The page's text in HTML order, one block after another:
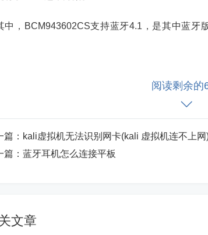
中，BCM943602CS支持蓝牙4.1，是其中蓝牙
的数据传输，不能走蓝牙的数据，蓝牙的数据
阅读剩余的
篇： kali虚拟机无法识别网卡(kali 虚拟机连不上网
篇： 蓝牙耳机怎么连接平板
文章